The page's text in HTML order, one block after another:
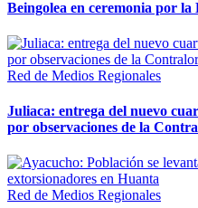
Beingolea en ceremonia por
Red de Medios Regionales
Juliaca: entrega del nuevo
por observaciones de la
Red de Medios Regionales